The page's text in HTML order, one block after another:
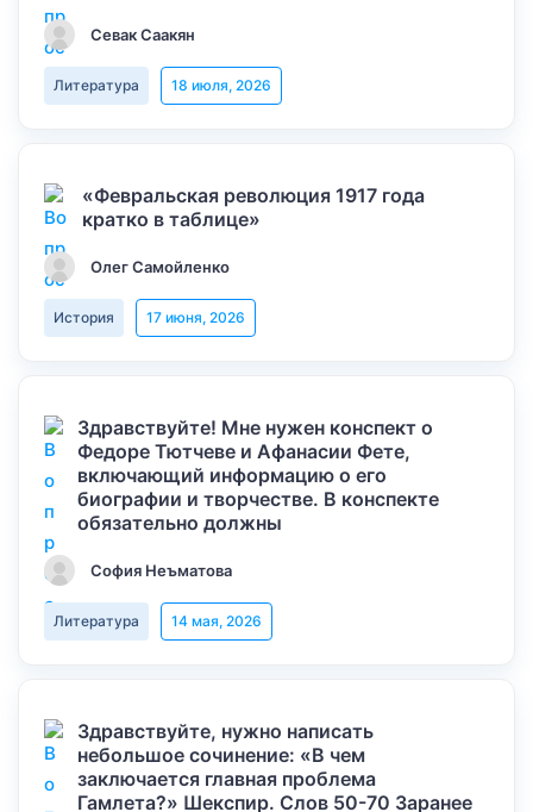
Севак Саакян
Литература 18 июля, 2026
«Февральская революция 1917 года
кратко в таблице»
Олег Самойленко
История 17 июня, 2026
Здравствуйте! Мне нужен конспект о
Федоре Тютчеве и Афанасии Фете,
включающий информацию о его
биографии и творчестве. В конспекте
обязательно должны
София Неъматова
Литература 14 мая, 2026
Здравствуйте, нужно написать
небольшое сочинение: «В чем
заключается главная проблема
Гамлета?» Шекспир. Слов 50-70 Заранее